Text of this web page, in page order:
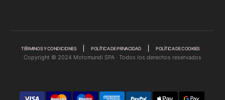
TÉRMINOS Y CONDICIONES POLÍTICA DE PRIVACIDAD POLÍTICA DE COOKIES
Copyright © 2024 Motomundi SPA · Todos los derechos reservados